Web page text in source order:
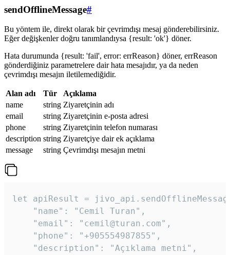
sendOfflineMessage#
Bu yöntem ile, direkt olarak bir çevrimdışı mesaj gönderebilirsiniz.
Eğer değişkenler doğru tanımlandıysa {result: 'ok'} döner.
Hata durumunda {result: 'fail', error: errReason} döner, errReason
gönderdiğiniz parametrelere dair hata mesajıdır, ya da neden
çevrimdışı mesajın iletilemediğidir.
Alan adı Tür
Açıklama
name
string Ziyaretçinin adı
email
string Ziyaretçinin e-posta adresi
phone
string Ziyaretçinin telefon numarası
description string Ziyaretçiye dair ek açıklama
message
string Çevrimdışı mesajın metni
let apiResult =
    "name": "Cemil Turan",
    "email": "cemil@turan.com",
    "phone": "+905554987855",
    "description": "Açıklama metni",